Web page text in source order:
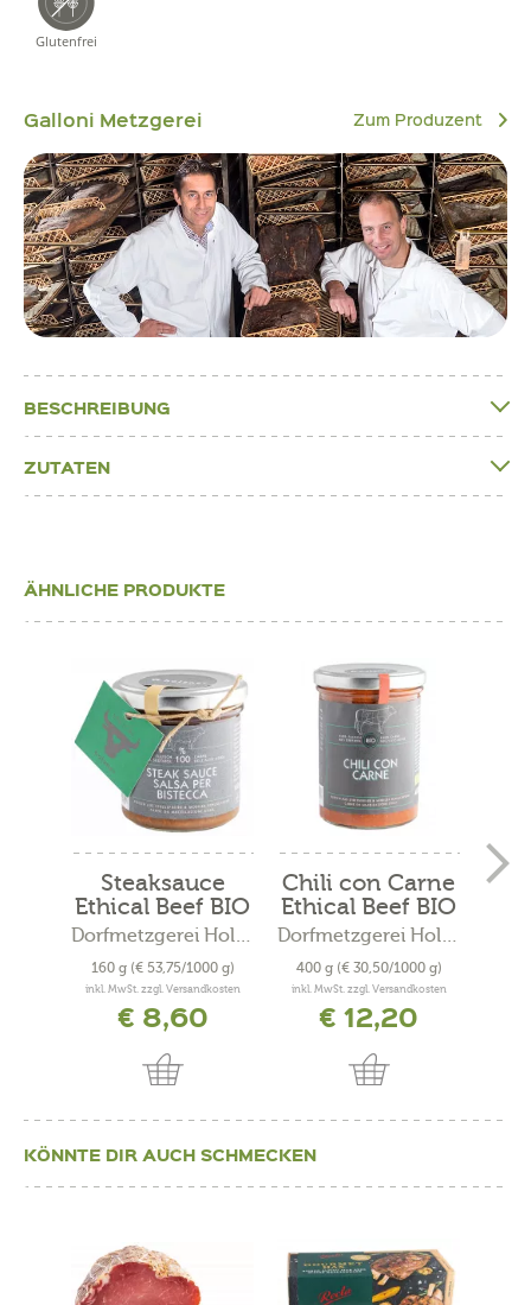
Glutenfrei
Galloni Metzgerei Zum Produzent
BESCHREIBUNG
ZUTATEN
ÄHNLICHE PRODUKTE
Steaksauce
Ethical Beef BIO
Dorfmetzgerei Holzner
160 g (€ 53,75/1000 g)
inkl. MwSt. zzgl. Versandkosten
€ 8,60
Chili con Carne
Ethical Beef BIO
Dorfmetzgerei Holzner
400 g (€ 30,50/1000 g)
inkl. MwSt. zzgl. Versandkosten
€ 12,20
KÖNNTE DIR AUCH SCHMECKEN